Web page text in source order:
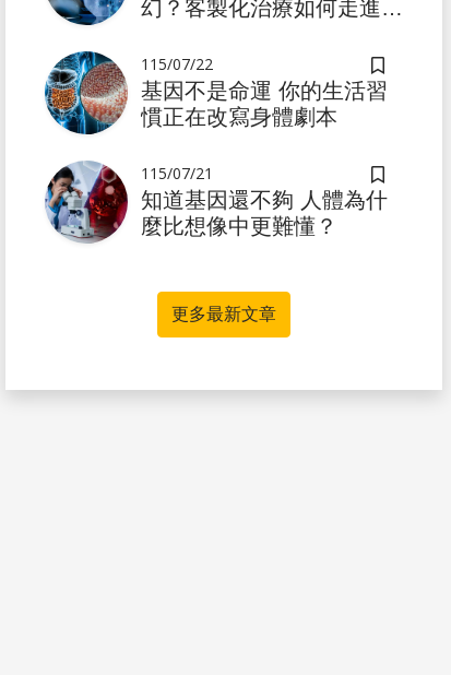
幻？客製化治療如何走進真
儲存書籤
115/07/22
基因不是命運 你的生活習
慣正在改寫身體劇本
儲存書籤
115/07/21
知道基因還不夠 人體為什
麼比想像中更難懂？
更多最新文章